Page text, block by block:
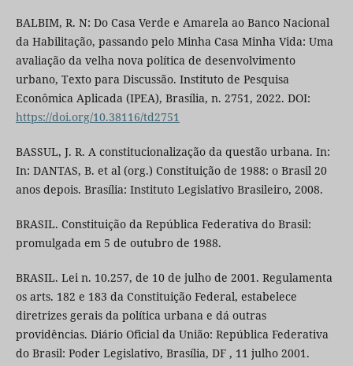
BALBIM, R. N: Do Casa Verde e Amarela ao Banco Nacional
da Habilitação, passando pelo Minha Casa Minha Vida: Uma
avaliação da velha nova política de desenvolvimento
urbano, Texto para Discussão. Instituto de Pesquisa
Econômica Aplicada (IPEA), Brasília, n. 2751, 2022. DOI:
https://doi.org/10.38116/td2751
BASSUL, J. R. A constitucionalização da questão urbana. In:
In: DANTAS, B. et al (org.) Constituição de 1988: o Brasil 20
anos depois. Brasília: Instituto Legislativo Brasileiro, 2008.
BRASIL. Constituição da República Federativa do Brasil:
promulgada em 5 de outubro de 1988.
BRASIL. Lei n. 10.257, de 10 de julho de 2001. Regulamenta
os arts. 182 e 183 da Constituição Federal, estabelece
diretrizes gerais da política urbana e dá outras
providências. Diário Oficial da União: República Federativa
do Brasil: Poder Legislativo, Brasília, DF , 11 julho 2001.